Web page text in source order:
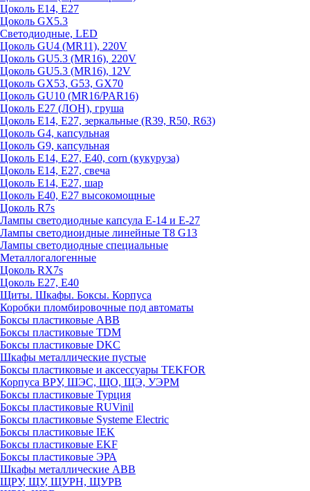
Цоколь E14, E27
Цоколь GX5.3
Светодиодные, LED
Цоколь GU4 (MR11), 220V
Цоколь GU5.3 (MR16), 220V
Цоколь GU5.3 (MR16), 12V
Цоколь GX53, G53, GX70
Цоколь GU10 (MR16/PAR16)
Цоколь Е27 (ЛОН), груша
Цоколь Е14, Е27, зеркальные (R39, R50, R63)
Цоколь G4, капсульная
Цоколь G9, капсульная
Цоколь Е14, Е27, Е40, corn (кукуруза)
Цоколь Е14, Е27, свеча
Цоколь Е14, Е27, шар
Цоколь Е40, Е27 высокомощные
Цоколь R7s
Лампы светодиодные капсула Е-14 и Е-27
Лампы светодиоидные линейные T8 G13
Лампы светодиодные специальные
Металлогалогенные
Цоколь RX7s
Цоколь Е27, E40
Щиты. Шкафы. Боксы. Корпуса
Коробки пломбировочные под автоматы
Боксы пластиковые ABB
Боксы пластиковые TDM
Боксы пластиковые DKC
Шкафы металлические пустые
Боксы пластиковые и аксессуары TEKFOR
Корпуса ВРУ, ШЭС, ЩО, ЩЭ, УЭРМ
Боксы пластиковые Турция
Боксы пластиковые RUVinil
Боксы пластиковые Systeme Electric
Боксы пластиковые IEK
Боксы пластиковые EKF
Боксы пластиковые ЭРА
Шкафы металлические ABB
ЩРУ, ЩУ, ЩУРН, ЩУРВ